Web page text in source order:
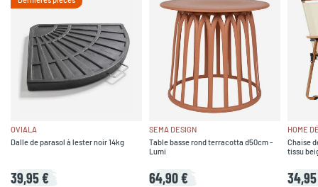
OVIALA
Dalle de parasol à lester noir 14kg
39,95 €
SEMA DESIGN
Table basse rond terracotta d50cm -
Lumi
64,90 €
HOME
Chaise
tissu